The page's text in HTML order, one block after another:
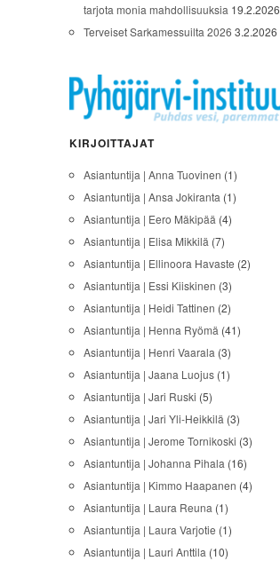
tarjota monia mahdollisuuksia 19.2.2026
Terveiset Sarkamessuilta 2026 3.2.2026
KIRJOITTAJAT
Asiantuntija | Anna Tuovinen (1)
Asiantuntija | Ansa Jokiranta (1)
Asiantuntija | Eero Mäkipää (4)
Asiantuntija | Elisa Mikkilä (7)
Asiantuntija | Ellinoora Havaste (2)
Asiantuntija | Essi Kiiskinen (3)
Asiantuntija | Heidi Tattinen (2)
Asiantuntija | Henna Ryömä (41)
Asiantuntija | Henri Vaarala (3)
Asiantuntija | Jaana Luojus (1)
Asiantuntija | Jari Ruski (5)
Asiantuntija | Jari Yli-Heikkilä (3)
Asiantuntija | Jerome Tornikoski (3)
Asiantuntija | Johanna Pihala (16)
Asiantuntija | Kimmo Haapanen (4)
Asiantuntija | Laura Reuna (1)
Asiantuntija | Laura Varjotie (1)
Asiantuntija | Lauri Anttila (10)